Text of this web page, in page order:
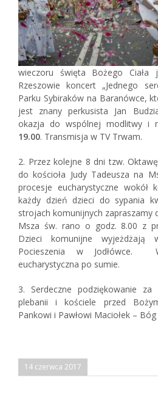
wieczoru święta Bożego
Rzeszowie koncert „Jednego
Parku Sybiraków na Baranówce,
jest znany perkusista Jan
okazja do wspólnej modlitwy i
19.00. Transmisja w TV Trwam.
2. Przez kolejne 8 dni tzw.
do kościoła Judy Tadeusza na
procesje eucharystyczne wokół
każdy dzień dzieci do sypania
strojach komunijnych zapraszamy
Msza św. rano o godz. 8.00 z
Dzieci komunijne
Pocieszenia w Jodłówce.
eucharystyczna po sumie.
3. Serdeczne podziękowanie
plebanii i kościele przed
Pankowi i Pawłowi Maciołek – Bóg
14 czerwca 2017